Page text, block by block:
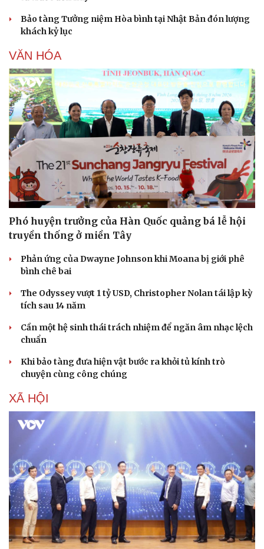
Bảo tàng Tưởng niệm Hòa bình tại Nhật Bản đón lượng
khách kỷ lục
VĂN HÓA
Phó huyện trưởng của Hàn Quốc quảng bá lễ hội
truyền thống ở miền Tây
Phản ứng của Dwayne Johnson khi Moana bị giới phê
bình chê bai
The Odyssey vượt 1 tỷ USD, Christopher Nolan tái lập kỳ
tích sau 14 năm
Cần một hệ sinh thái trách nhiệm để ngăn âm nhạc lệch
chuẩn
Khi bảo tàng đưa hiện vật bước ra khỏi tủ kính trò
chuyện cùng công chúng
XÃ HỘI